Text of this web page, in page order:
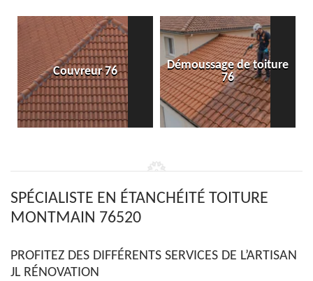
Couvreur 76
Démoussage de toiture
76
SPÉCIALISTE EN ÉTANCHÉITÉ TOITURE
MONTMAIN 76520
PROFITEZ DES DIFFÉRENTS SERVICES DE L’ARTISAN
JL RÉNOVATION